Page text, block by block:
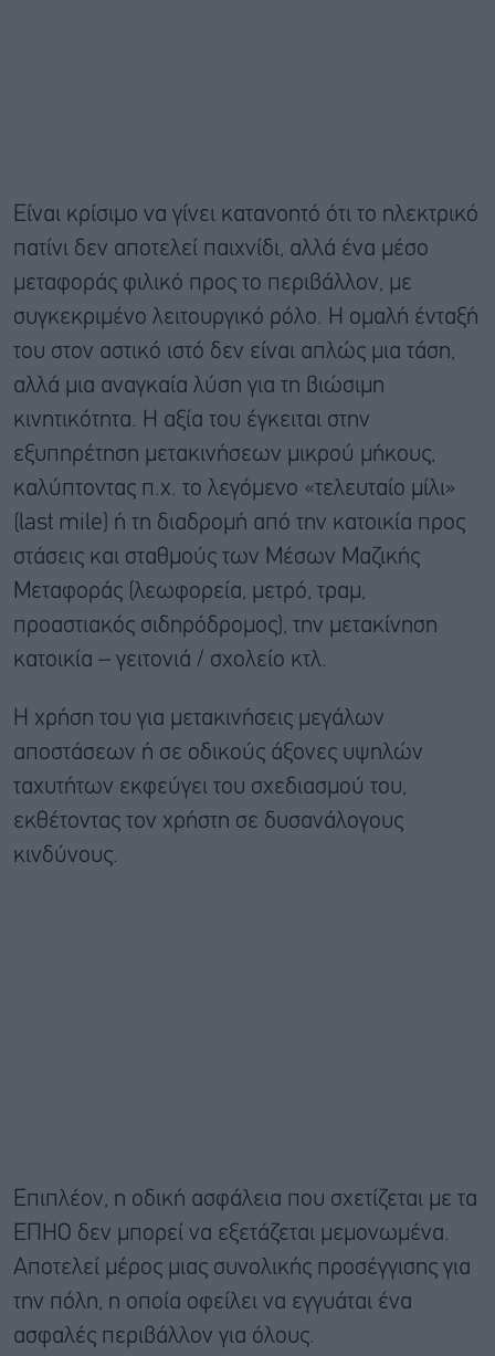
Είναι κρίσιμο να γίνει κατανοητό ότι το ηλεκτρικό
πατίνι δεν αποτελεί παιχνίδι, αλλά ένα μέσο
μεταφοράς φιλικό προς το περιβάλλον, με
συγκεκριμένο λειτουργικό ρόλο. Η ομαλή ένταξή
του στον αστικό ιστό δεν είναι απλώς μια τάση,
αλλά μια αναγκαία λύση για τη βιώσιμη
κινητικότητα. Η αξία του έγκειται στην
εξυπηρέτηση μετακινήσεων μικρού μήκους,
καλύπτοντας π.χ. το λεγόμενο «τελευταίο μίλι»
(last mile) ή τη διαδρομή από την κατοικία προς
στάσεις και σταθμούς των Μέσων Μαζικής
Μεταφοράς (λεωφορεία, μετρό, τραμ,
προαστιακός σιδηρόδρομος), την μετακίνηση
κατοικία – γειτονιά / σχολείο κτλ.
Η χρήση του για μετακινήσεις μεγάλων
αποστάσεων ή σε οδικούς άξονες υψηλών
ταχυτήτων εκφεύγει του σχεδιασμού του,
εκθέτοντας τον χρήστη σε δυσανάλογους
κινδύνους.
Επιπλέον, η οδική ασφάλεια που σχετίζεται με τα
ΕΠΗΟ δεν μπορεί να εξετάζεται μεμονωμένα.
Αποτελεί μέρος μιας συνολικής προσέγγισης για
την πόλη, η οποία οφείλει να εγγυάται ένα
ασφαλές περιβάλλον για όλους.